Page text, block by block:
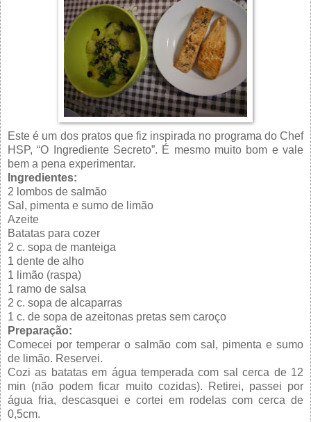
Este é um dos pratos que fiz inspirada no programa do Chef
HSP, “O Ingrediente Secreto”. É mesmo muito bom e vale
bem a pena experimentar.
Ingredientes:
2 lombos de salmão
Sal, pimenta e sumo de limão
Azeite
Batatas para cozer
2 c. sopa de manteiga
1 dente de alho
1 limão (raspa)
1 ramo de salsa
2 c. sopa de alcaparras
1 c. de sopa de azeitonas pretas sem caroço
Preparação:
Comecei por temperar o salmão com sal, pimenta e sumo
de limão. Reservei.
Cozi as batatas em água temperada com sal cerca de 12
min (não podem ficar muito cozidas). Retirei, passei por
água fria, descasquei e cortei em rodelas com cerca de
0,5cm.